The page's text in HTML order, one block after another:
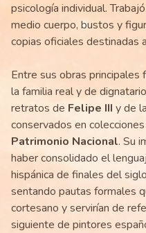
psicología individual.
medio cuerpo, bustos y
copias oficiales destinadas
Entre sus obras
la familia real y de
retratos de Felipe III y de
conservados en
Patrimonio Nacional. Su
haber consolidado el
hispánica de finales del
sentando pautas formales
cortesano y servirían de
siguiente de pintores